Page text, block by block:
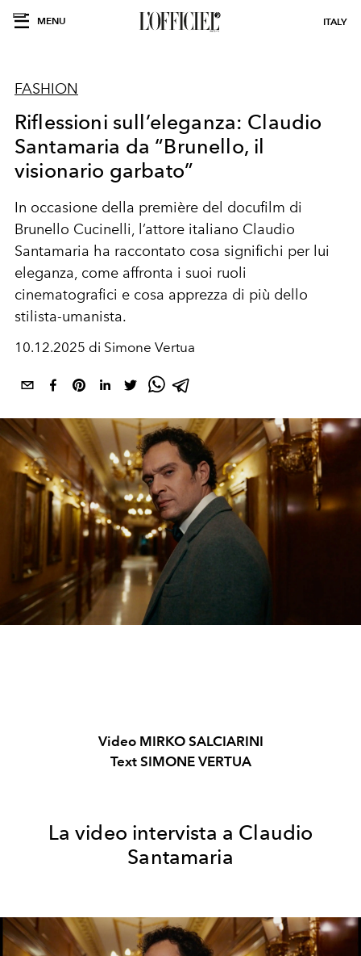
MENU ITALY
FASHION
Riflessioni sull’eleganza: Claudio
Santamaria da “Brunello, il
visionario garbato”
In occasione della première del docufilm di
Brunello Cucinelli, l’attore italiano Claudio
Santamaria ha raccontato cosa significhi per lui
eleganza, come affronta i suoi ruoli
cinematografici e cosa apprezza di più dello
stilista-umanista.
10.12.2025 di Simone Vertua
Video MIRKO SALCIARINI
Text SIMONE VERTUA
La video intervista a Claudio
Santamaria